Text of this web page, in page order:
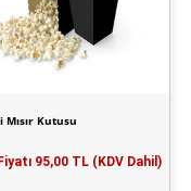
Mısır Kutusu
95,00 TL (KDV Dahil)